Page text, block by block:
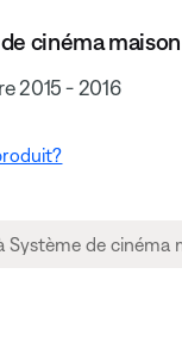
cinéma
2015 - 2016